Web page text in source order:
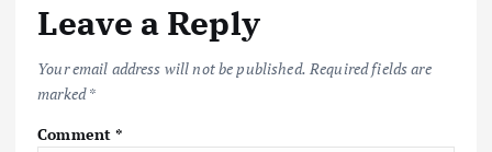
o
k
p
p k
Leave a Reply
Your email address will not be published. Required fields are
marked*
Comment*